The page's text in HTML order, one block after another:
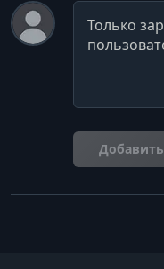
Комментарий
Добавить